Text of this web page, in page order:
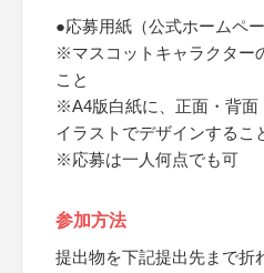
●応募用紙（公式ホームペ
※マスコットキャラクター
こと
※A4版白紙に、正面・背面
イラストでデザインするこ
※応募は一人何点でも可
参加方法
提出物を下記提出先まで折